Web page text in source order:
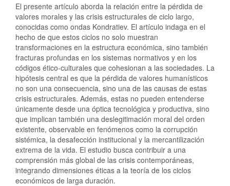
El presente artículo aborda la relación entre la pérdida de
valores morales y las crisis estructurales de ciclo largo,
conocidas como ondas Kondratiev. El artículo indaga en el
hecho de que estos ciclos no solo muestran
transformaciones en la estructura económica, sino también
fracturas profundas en los sistemas normativos y en los
códigos ético-culturales que cohesionan a las sociedades. La
hipótesis central es que la pérdida de valores humanísticos
no son una consecuencia, sino una de las causas de estas
crisis estructurales. Además, estas no pueden entenderse
únicamente desde una óptica tecnológica y productiva, sino
que implican también una deslegitimación moral del orden
existente, observable en fenómenos como la corrupción
sistémica, la desafección institucional y la mercantilización
extrema de la vida. El estudio busca contribuir a una
comprensión más global de las crisis contemporáneas,
integrando dimensiones éticas a la teoría de los ciclos
económicos de larga duración.